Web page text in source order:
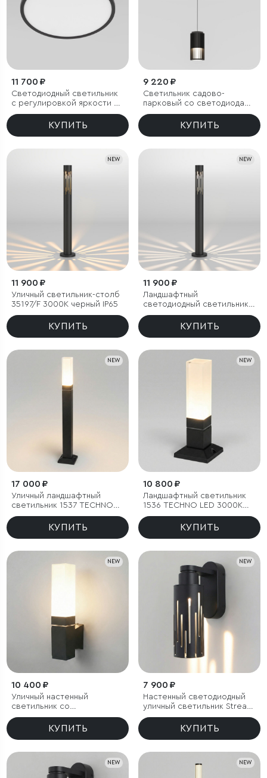
11 700 ₽
Светодиодный светильник
с регулировкой яркости и
цветовой температуры
КУПИТЬ
9 220 ₽
Светильник садово-
парковый со светодиодами
Entero черный
КУПИТЬ
NEW
11 900 ₽
Уличный светильник-столб
35197/F 3000К черный IP65
КУПИТЬ
NEW
11 900 ₽
Ландшафтный
светодиодный светильник
35197/F 4000К черный IP65
КУПИТЬ
NEW
17 000 ₽
Уличный ландшафтный
светильник 1537 TECHNO
LED 3000K чёрный
КУПИТЬ
NEW
10 800 ₽
Ландшафтный светильник
1536 TECHNO LED 3000K
чёрный IP54
КУПИТЬ
NEW
10 400 ₽
Уличный настенный
светильник со
светодиодами 1534
TECHNO LED 3000K чёрный
КУПИТЬ
NEW
7 900 ₽
Настенный светодиодный
уличный светильник Streak
3000K IP65
КУПИТЬ
NEW NEW